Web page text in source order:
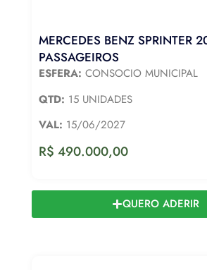
MERCEDES BENZ SPRINTER
PASSAGEIROS
ESFERA: CONSOCIO MUNICIPAL
QTD: 15 UNIDADES
VAL: 15/06/2027
R$ 490.000,00
QUERO ADERIR